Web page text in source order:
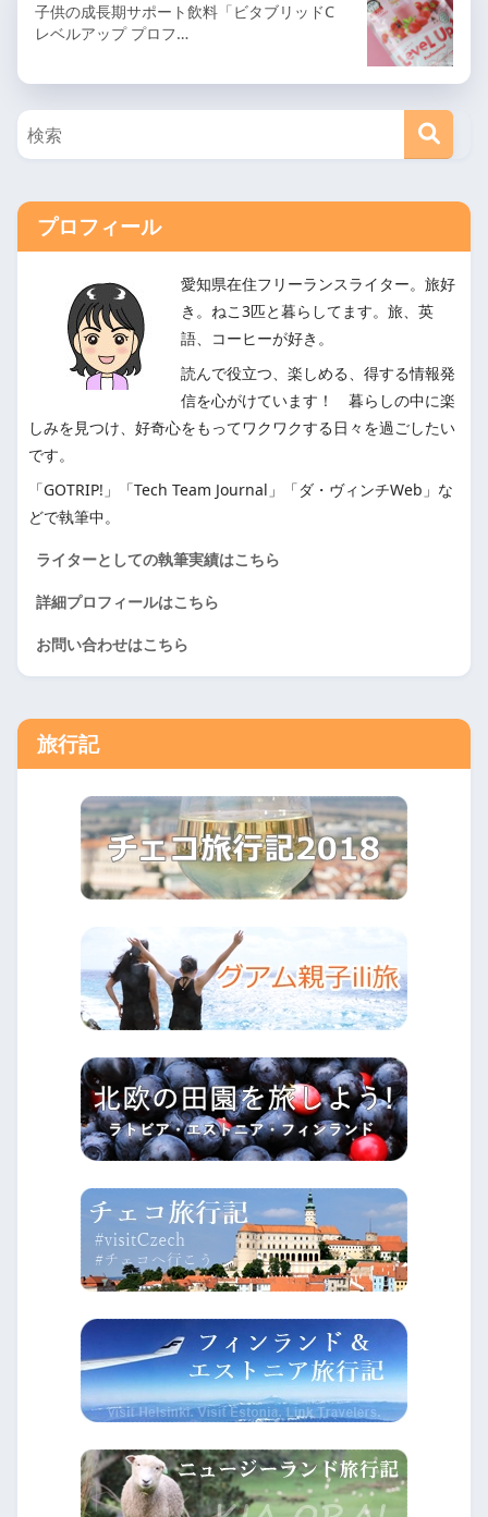
子供の成長期サポート飲料「ビタブリッドC
レベルアップ プロフ…
プロフィール
愛知県在住フリーランスライター。旅好
き。ねこ3匹と暮らしてます。旅、英
語、コーヒーが好き。
読んで役立つ、楽しめる、得する情報発
信を心がけています！ 暮らしの中に楽
しみを見つけ、好奇心をもってワクワクする日々を過ごしたい
です。
「GOTRIP!」「Tech Team Journal」「ダ・ヴィンチWeb」な
どで執筆中。
ライターとしての執筆実績はこちら
詳細プロフィールはこちら
お問い合わせはこちら
旅行記